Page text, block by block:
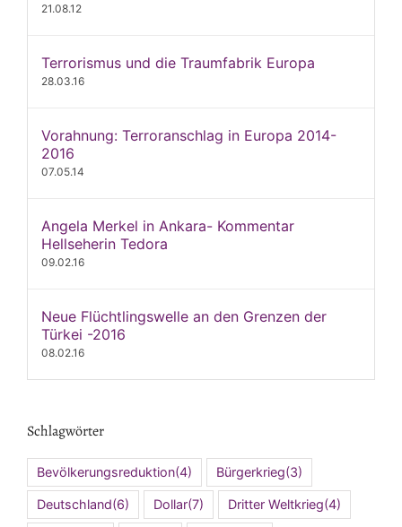
21.08.12
Terrorismus und die Traumfabrik Europa
28.03.16
Vorahnung: Terroranschlag in Europa 2014-
2016
07.05.14
Angela Merkel in Ankara- Kommentar
Hellseherin Tedora
09.02.16
Neue Flüchtlingswelle an den Grenzen der
Türkei -2016
08.02.16
Schlagwörter
Bevölkerungsreduktion(4) Bürgerkrieg(3)
Deutschland(6) Dollar(7) Dritter Weltkrieg(4)